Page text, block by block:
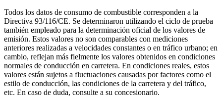
Todos los datos de consumo de combustible corresponden a la
Directiva 93/116/CE. Se determinaron utilizando el ciclo de prueba
también empleado para la determinación oficial de los valores de
emisión. Estos valores no son comparables con mediciones
anteriores realizadas a velocidades constantes o en tráfico urbano; en
cambio, reflejan más fielmente los valores obtenidos en condiciones
normales de conducción en carretera. En condiciones reales, estos
valores están sujetos a fluctuaciones causadas por factores como el
estilo de conducción, las condiciones de la carretera y del tráfico,
etc. En caso de duda, consulte a su concesionario.